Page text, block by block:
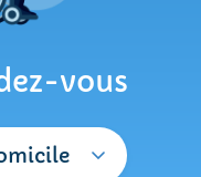
vous